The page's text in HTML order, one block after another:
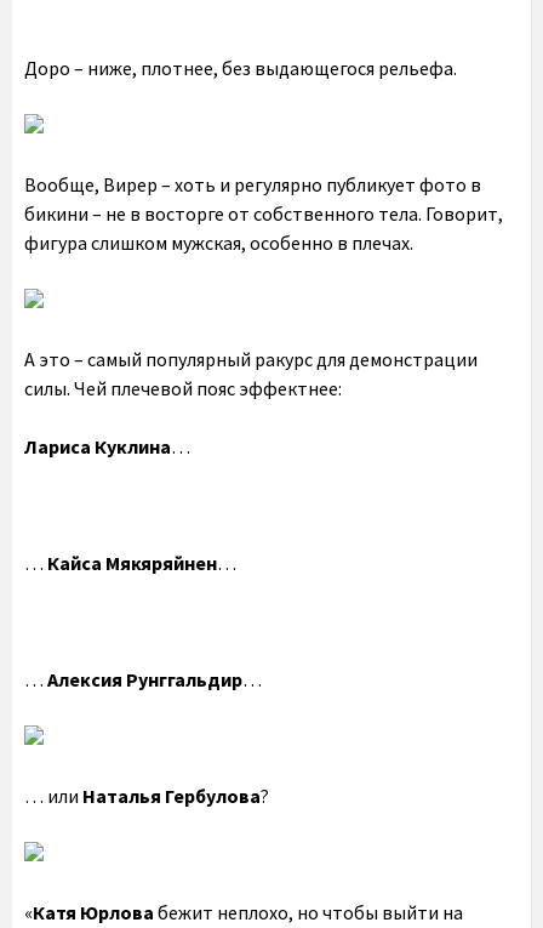
Доро – ниже, плотнее, без выдающегося рельефа.
Вообще, Вирер – хоть и регулярно публикует фото в
бикини – не в восторге от собственного тела. Говорит,
фигура слишком мужская, особенно в плечах.
А это – самый популярный ракурс для демонстрации
силы. Чей плечевой пояс эффектнее:
Лариса Куклина…
… Кайса Мякяряйнен…
… Алексия Рунггальдир…
… или Наталья Гербулова?
«Катя Юрлова бежит неплохо, но чтобы выйти на